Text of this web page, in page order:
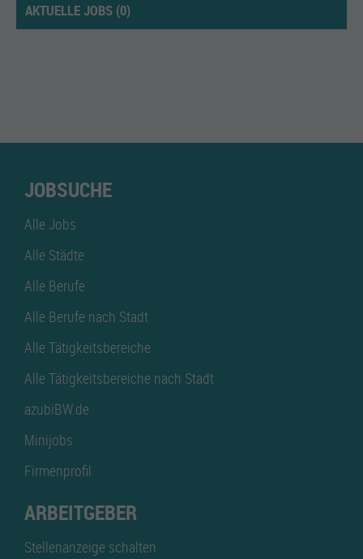
AKTUELLE JOBS (0)
JOBSUCHE
Alle Jobs
Alle Städte
Alle Berufe
Alle Berufe nach Stadt
Alle Tätigkeitsbereiche
Alle Tätigkeitsbereiche nach Stadt
azubiBW.de
Minijobs
Firmenprofil
ARBEITGEBER
Stellenanzeige schalten